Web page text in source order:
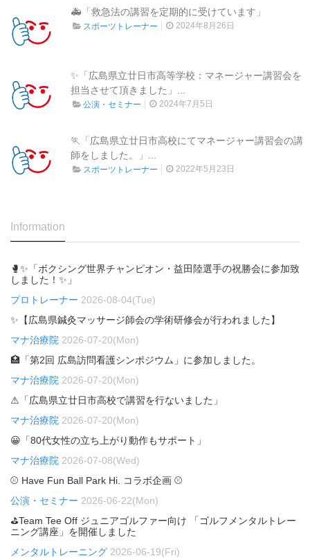
🚑「救急法の講習を定期的に受けています」
スポーツトレーナー 2024年8月26日
✨「広島県立廿日市高等学校：マネージャー講習会を
担当させて頂きました」...
公演・セミナー 2024年7月5日
🏃「広島県立廿日市高校にてマネージャー講習会の講
師をしました。」...
スポーツトレーナー 2022年5月23日
Information
🥊✨「ボクシング世界チャンピオン・益田陸選手の祝勝会に参加致
しました！✨」
プロトレーナー 2026-08-04(Tue)
✨【広島県鍼灸マッサージ師会の学術研修会が行われました】
マナ治療院 2026-07-20(Mon)
🏥「第2回 広島訪問看護シンポジウム」に参加しました。
マナ治療院 2026-07-20(Mon)
⚠「広島県立廿日市高校で講習を行ないました」
マナ治療院 2026-07-20(Mon)
😀「80代女性の立ち上がり動作もサポート」
マナ治療院 2026-07-08(Wed)
⚾ Have Fun Ball Park Hi. コラボ企画 ⚾
公演・セミナー 2026-06-22(Mon)
⛳Team Tee Off ジュニアゴルファー向け 「ゴルフメンタルトレー
ニング講座」を開催しました
メンタルトレーニング 2026-06-19(Fri)